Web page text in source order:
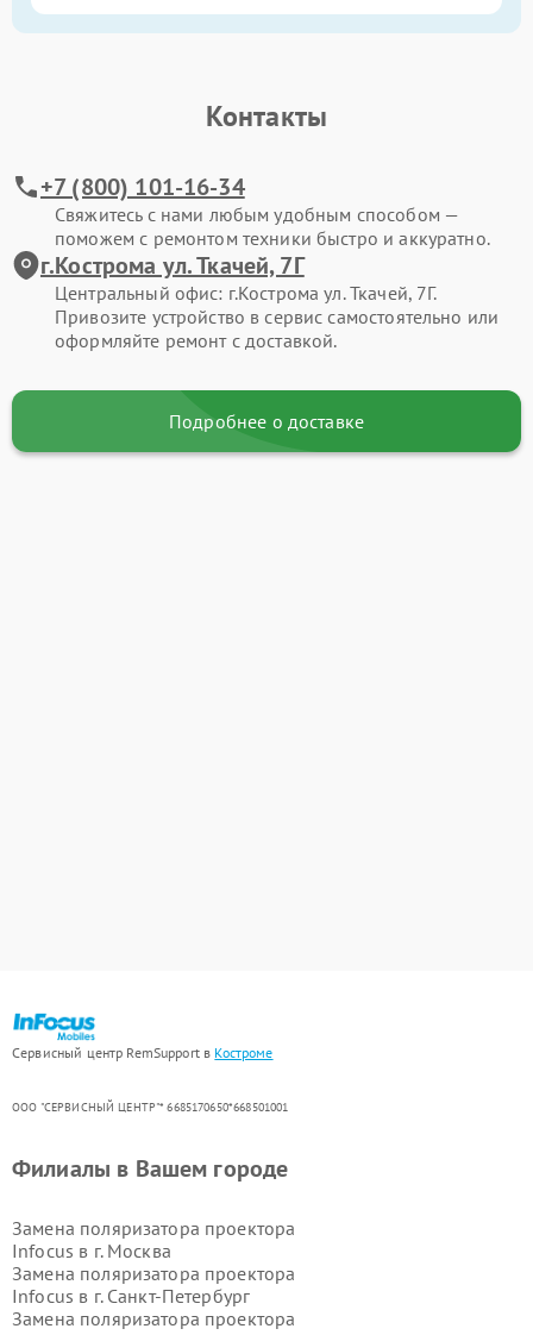
Контакты
+7 (800) 101-16-34
Свяжитесь с нами любым удобным способом —
поможем с ремонтом техники быстро и аккуратно.
г.Кострома ул. Ткачей, 7Г
Центральный офис: г.Кострома ул. Ткачей, 7Г.
Привозите устройство в сервис самостоятельно или
оформляйте ремонт с доставкой.
Подробнее о доставке
Сервисный центр RemSupport в Костроме
ООО "СЕРВИСНЫЙ ЦЕНТР"* 6685170650*668501001
Филиалы в Вашем городе
Замена поляризатора проектора
Infocus в г. Москва
Замена поляризатора проектора
Infocus в г. Санкт-Петербург
Замена поляризатора проектора